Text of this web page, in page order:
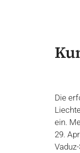
Die
ein.
29.